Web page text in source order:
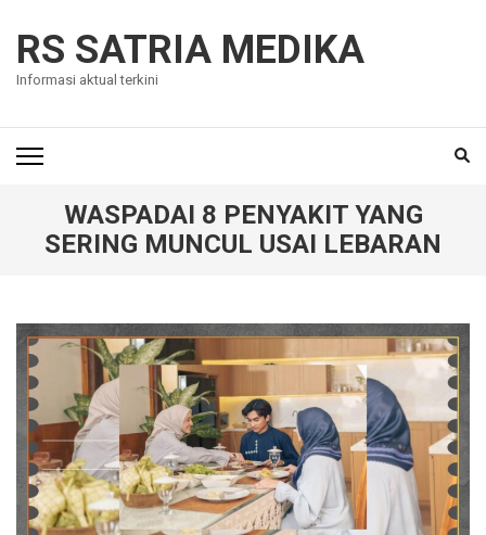
content
(Press
RS SATRIA MEDIKA
Informasi aktual terkini
WASPADAI 8 PENYAKIT YANG
SERING MUNCUL USAI LEBARAN